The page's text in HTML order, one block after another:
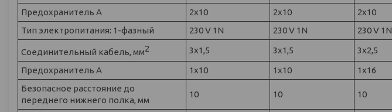
Предохранитель A
2x10 2x10 2x10
Тип электропитания: 1-фазный
230 V 1N 230 V 1N 230 V 1N
Соединительный кабель, мм2 3x1,5 3x1,5 3x2,5
Предохранитель A
1x10 1x10 1x16
Безопасное расстояние до
переднего нижнего полка, мм
10 10 10